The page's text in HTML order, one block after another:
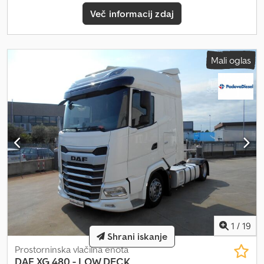
Več informacij zdaj
Mali oglas
1 / 19
Prostorninska vlačilna enota
Shrani iskanje